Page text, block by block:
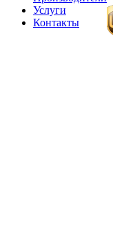
Услуги
Контакты